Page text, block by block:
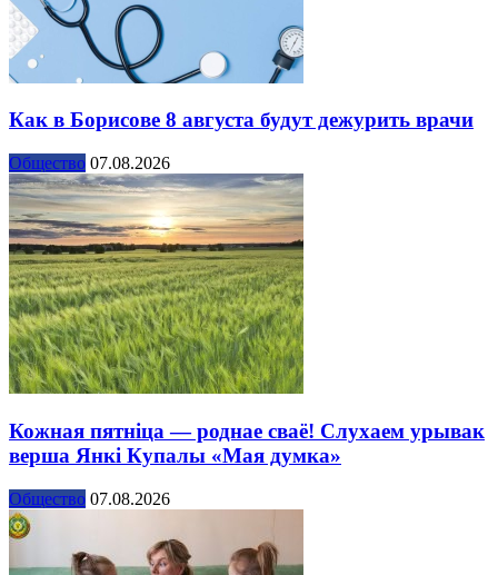
Как в Борисове 8 августа будут дежурить врачи
Общество 07.08.2026
Кожная пятніца — роднае сваё! Слухаем урывак
верша Янкі Купалы «Мая думка»
Общество 07.08.2026